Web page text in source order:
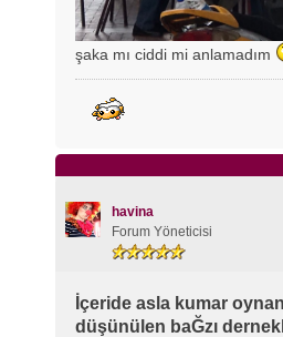
şaka mı ciddi mi anlamadım
havina
Forum Yöneticisi
İçeride asla kumar
düşünülen baĞzı